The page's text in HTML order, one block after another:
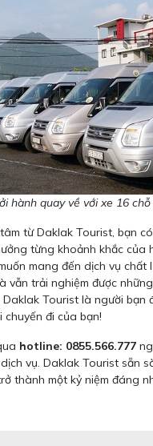
hành quay về với xe 16 chỗ
từ Daklak Tourist, bạn
từng khoảnh khắc của
mang đến dịch vụ chất
vẫn trải nghiệm được
Tourist là người bạn
đi của bạn!
hotline: 0855.566.777
vụ. Daklak Tourist sẵn
thành một kỷ niệm đáng